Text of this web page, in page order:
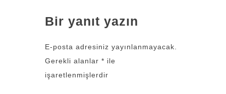
Bir yanıt yazın
E-posta adresiniz yayınlanmayacak.
Gerekli alanlar * ile
işaretlenmişlerdir